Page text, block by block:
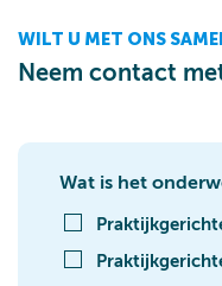
WILT U MET ONS
Neem contact
Wat is het